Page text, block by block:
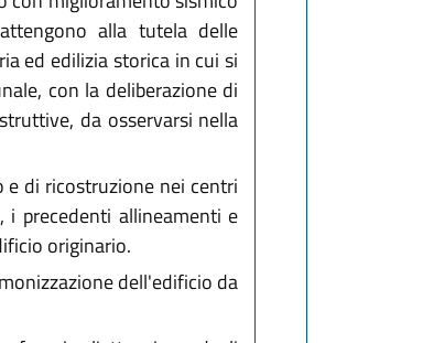
alla tutela delle
ed edilizia storica in cui si
con la deliberazione di
da osservarsi nella
di ricostruzione nei centri
precedenti allineamenti e
originario.
dell'edificio da